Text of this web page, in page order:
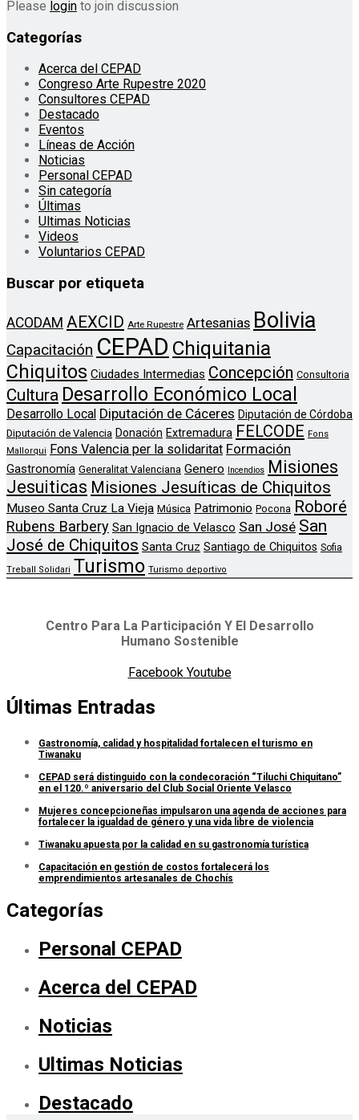
Please login to join discussion
Categorías
Acerca del CEPAD
Congreso Arte Rupestre 2020
Consultores CEPAD
Destacado
Eventos
Líneas de Acción
Noticias
Personal CEPAD
Sin categoría
Últimas
Ultimas Noticias
Videos
Voluntarios CEPAD
Buscar por etiqueta
ACODAM AEXCID Arte Rupestre Artesanias Bolivia
Capacitación CEPAD Chiquitania
Chiquitos Ciudades Intermedias Concepción Consultoria
Cultura Desarrollo Económico Local
Desarrollo Local Diputación de Cáceres Diputación de Córdoba
Diputación de Valencia Donación Extremadura FELCODE Fons
Mallorqui Fons Valencia per la solidaritat Formación
Gastronomía Generalitat Valenciana Genero Incendios Misiones
Jesuiticas Misiones Jesuíticas de Chiquitos
Museo Santa Cruz La Vieja Música Patrimonio Pocona Roboré
Rubens Barbery San Ignacio de Velasco San José San
José de Chiquitos Santa Cruz Santiago de Chiquitos Sofia
Treball Solidari Turismo Turismo deportivo
Centro Para La Participación Y El Desarrollo
Humano Sostenible
Facebook Youtube
Últimas Entradas
Gastronomía, calidad y hospitalidad fortalecen el turismo en
Tiwanaku
CEPAD será distinguido con la condecoración “Tiluchi Chiquitano”
en el 120.º aniversario del Club Social Oriente Velasco
Mujeres concepcioneñas impulsaron una agenda de acciones para
fortalecer la igualdad de género y una vida libre de violencia
Tiwanaku apuesta por la calidad en su gastronomía turística
Capacitación en gestión de costos fortalecerá los
emprendimientos artesanales de Chochís
Categorías
Personal CEPAD
Acerca del CEPAD
Noticias
Ultimas Noticias
Destacado